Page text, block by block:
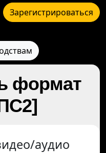
Зарегистрироваться
формат
аудио